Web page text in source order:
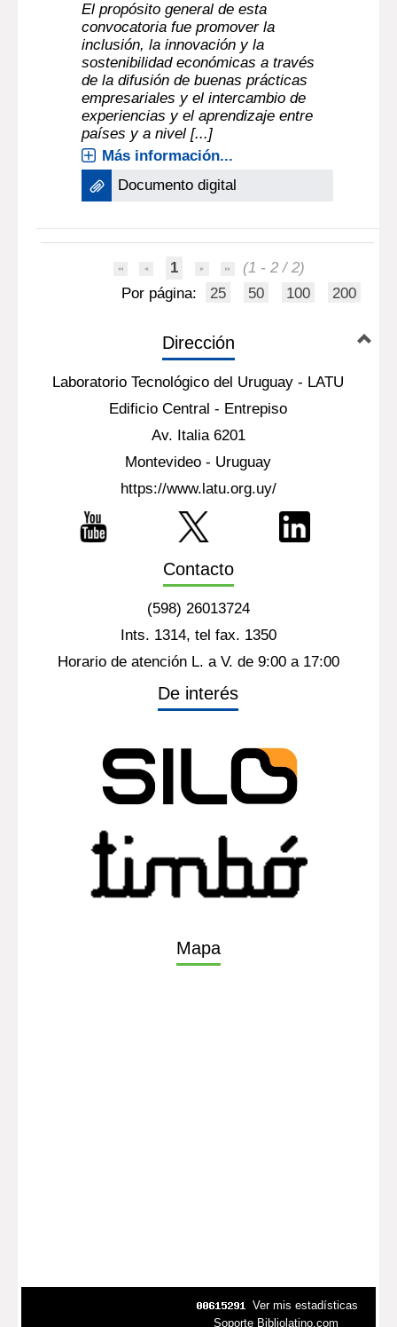
El propósito general de esta
convocatoria fue promover la
inclusión, la innovación y la
sostenibilidad económicas a través
de la difusión de buenas prácticas
empresariales y el intercambio de
experiencias y el aprendizaje entre
países y a nivel [...]
Más información...
Documento digital
1
(1 - 2 / 2)
Por página:
25 50 100 200
Dirección
Laboratorio Tecnológico del Uruguay - LATU
Edificio Central - Entrepiso
Av. Italia 6201
Montevideo - Uruguay
https://www.latu.org.uy/
Contacto
(598) 26013724
Ints. 1314, tel fax. 1350
Horario de atención L. a V. de 9:00 a 17:00
De interés
Mapa
Ver mis estadísticas
Soporte Bibliolatino.com